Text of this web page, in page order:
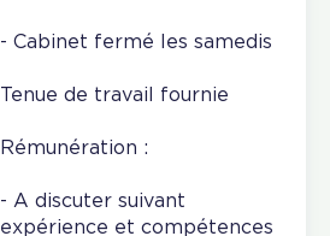
- Cabinet fermé les samedis
Tenue de travail fournie
Rémunération :
- A discuter suivant
expérience et compétences